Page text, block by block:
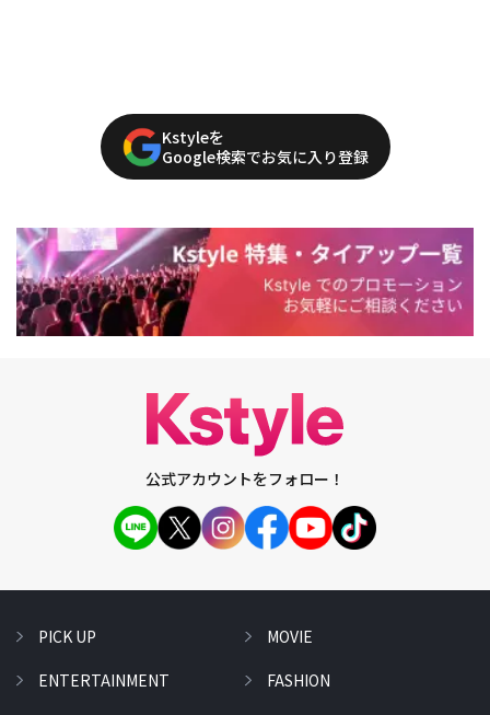
Kstyleを
Google検索でお気に入り登録
公式アカウントをフォロー！
PICK UP
ENTERTAINMENT
MOVIE
FASHION